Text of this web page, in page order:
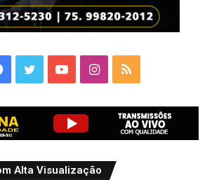
Facebook
TwitterYouTubeInstagram
RSS
Alta Visualização